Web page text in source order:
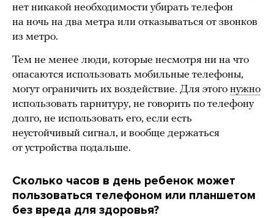
нет никакой необходимости убирать телефон
на ночь на два метра или отказываться от звонков
из метро.
Тем не менее люди, которые несмотря ни на что
опасаются использовать мобильные телефоны,
могут ограничить их воздействие. Для этого нужно
использовать гарнитуру, не говорить по телефону
долго, не использовать его, если есть
неустойчивый сигнал, и вообще держаться
от устройства подальше.
Сколько часов в день ребенок может
пользоваться телефоном или планшетом
без вреда для здоровья?